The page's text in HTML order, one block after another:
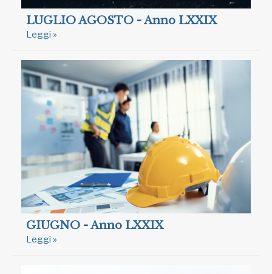
LUGLIO AGOSTO - Anno LXXIX
Leggi »
GIUGNO - Anno LXXIX
Leggi »